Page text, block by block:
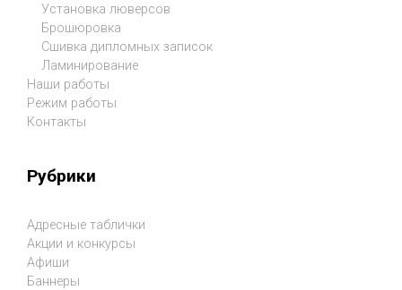
Установка люверсов
Брошюровка
Сшивка дипломных записок
Ламинирование
Наши работы
Режим работы
Контакты
Рубрики
Адресные таблички
Акции и конкурсы
Афиши
Баннеры